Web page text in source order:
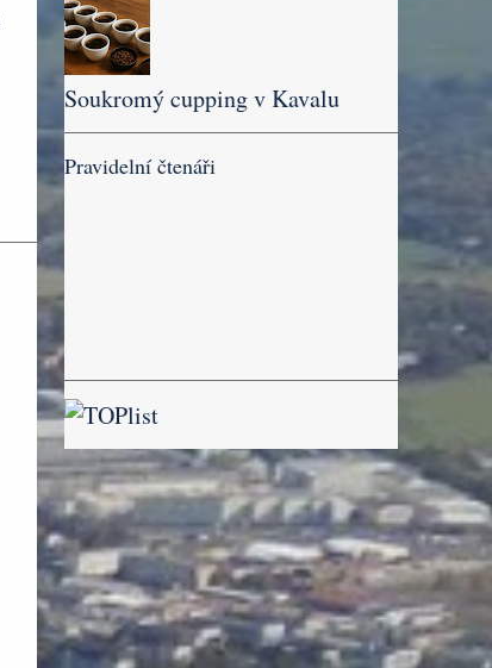
Soukromý cupping v Kavalu
Pravidelní čtenáři